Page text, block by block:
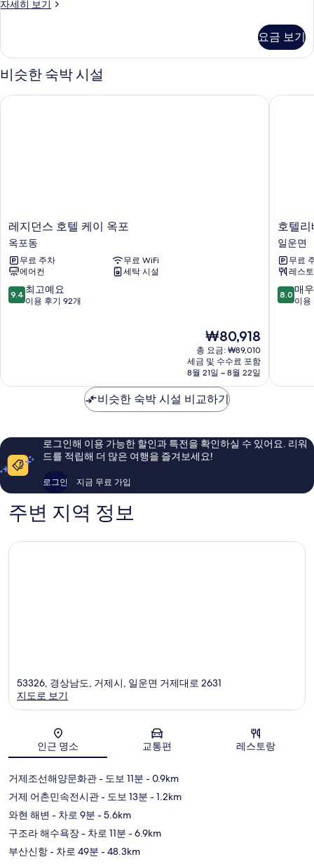
트
진
모
두
보
자세히 보기
이
티
브
로
트
요금 보기
비슷한 숙박 시설
레
지
던
스
호
텔
케
레지던스 호텔 케이 옥포
옥포동
무료 주차
무료 WiFi
에어컨
세탁 시설
10
점
고
용
후
기
92
개
9.4 최고예요
이용 후기 92개
현
재
요
금
₩80,918
₩80,918
총 요금: ₩89,010
세금 및 수수료 포함
8월 21일 ~ 8월 22일
레지던스 호텔 케이 옥포
호
텔
리
베
라
거
제
호텔
일운면
무료
레스
10
점
우
이
8.0 매
이용
호텔리
비슷한 숙박 시설 비교하기
로그인해 이용 가능한 할인과 특전을 확인하실 수 있어요. 리워
드를 적립해 더 많은 여행을 즐겨보세요!
로그인 지금 무료 가입
주변 지역 정보
지도
53326, 경상남도, 거제시, 일운면 거제대로 2631
지도로 보기
인근 명소 교통편 레스토랑
거제조선해양문화관- 도보 11분 - 0.9km
거제 어촌민속전시관- 도보 13분 - 1.2km
와현 해변 - 차로 9분 - 5.6km
구조라 해수욕장- 차로 11분 - 6.9km
부산신항- 차로 49분 - 48.3km